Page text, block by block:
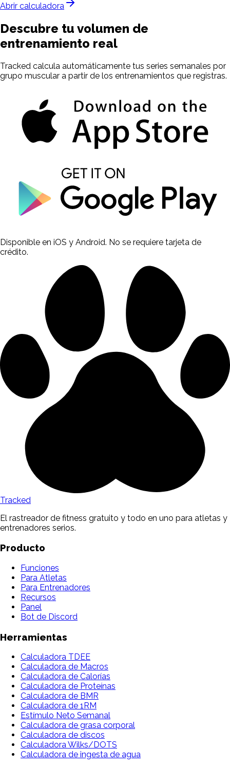
Abrir calculadora
Descubre tu volumen de
entrenamiento real
Tracked calcula automáticamente tus series semanales por
grupo muscular a partir de los entrenamientos que registras.
Disponible en iOS y Android. No se requiere tarjeta de
crédito.
Tracked
El rastreador de fitness gratuito y todo en uno para atletas y
entrenadores serios.
Producto
Funciones
Para Atletas
Para Entrenadores
Recursos
Panel
Bot de Discord
Herramientas
Calculadora TDEE
Calculadora de Macros
Calculadora de Calorías
Calculadora de Proteínas
Calculadora de BMR
Calculadora de 1RM
Estímulo Neto Semanal
Calculadora de grasa corporal
Calculadora de discos
Calculadora Wilks/DOTS
Calculadora de ingesta de agua